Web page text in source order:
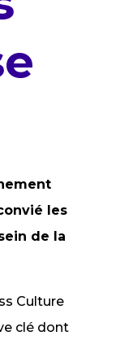
les
de la
Culture
clé dont